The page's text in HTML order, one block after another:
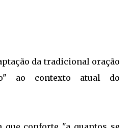
da tradicional oração
ao contexto atual do